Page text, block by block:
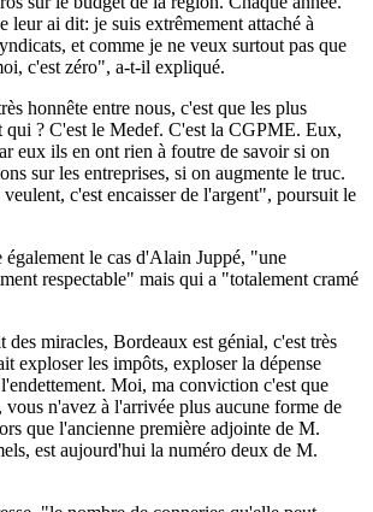
leur ai dit: je suis extrêmement attaché à
et comme je ne veux surtout pas que
c'est zéro", a-t-il expliqué.
honnête entre nous, c'est que les plus
qui ? C'est le Medef. C'est la CGPME. Eux,
eux ils en ont rien à foutre de savoir si on
sur les entreprises, si on augmente le truc.
c'est encaisser de l'argent", poursuit le
le cas d'Alain Juppé, "une
respectable" mais qui a "totalement cramé
miracles, Bordeaux est génial, c'est très
exploser les impôts, exploser la dépense
Moi, ma conviction c'est que
vous n'avez à l'arrivée plus aucune forme de
que l'ancienne première adjointe de M.
est aujourd'hui la numéro deux de M.